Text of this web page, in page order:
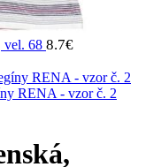
vel. 68 8.7€
RENA - vzor č. 2